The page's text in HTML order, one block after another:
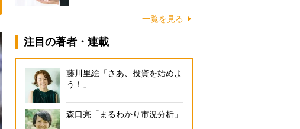
一覧を見る
注目の著者・連載
藤川里絵「さあ、投資を始めよ
う！」
森口亮「まるわかり市況分析」